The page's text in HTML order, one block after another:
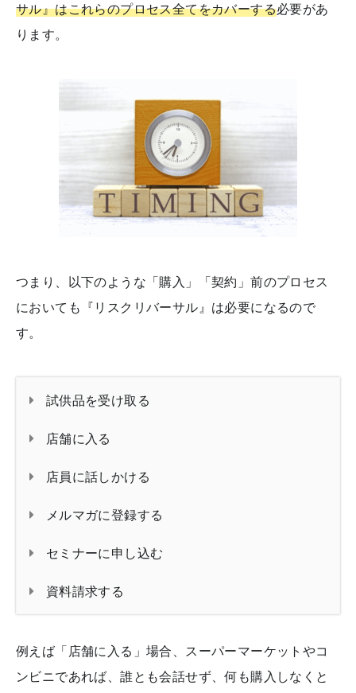
サル』はこれらのプロセス全てをカバーする必要があ
ります。
つまり、以下のような「購入」「契約」前のプロセス
においても『リスクリバーサル』は必要になるので
す。
試供品を受け取る
店舗に入る
店員に話しかける
メルマガに登録する
セミナーに申し込む
資料請求する
例えば「店舗に入る」場合、スーパーマーケットやコ
ンビニであれば、誰とも会話せず、何も購入しなくと